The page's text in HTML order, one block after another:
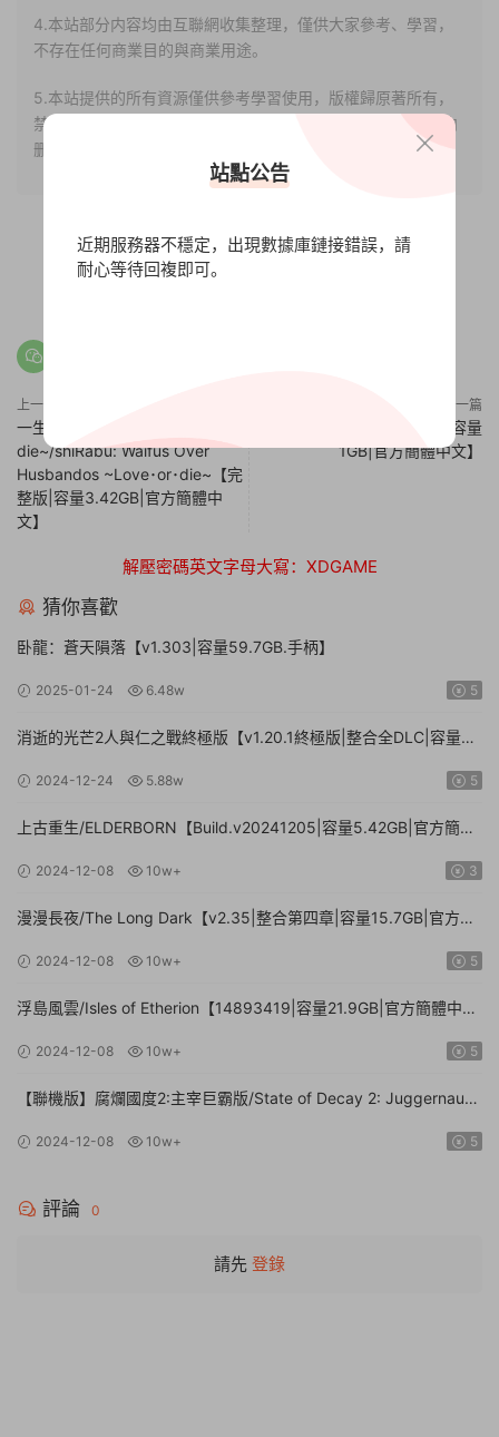
4.本站部分内容均由互聯網收集整理，僅供大家參考、學習，
不存在任何商業目的與商業用途。
5.本站提供的所有資源僅供參考學習使用，版權歸原著所有，
禁止下載本站資源參與任何商業和非法行爲，請于24小時之内
删除!
上一篇
一生推不如一生戀2~love or
die~/shiRabu: Waifus Over
Husbandos ~Love･or･die~【完
整版|容量3.42GB|官方簡體中
文】
下一篇
偶像日/IdolDays【v1.0.0|容量
1GB|官方簡體中文】
解壓密碼英文字母大寫：XDGAME
猜你喜歡
卧龍：蒼天隕落【v1.303|容量59.7GB.手柄】
2025-01-24 6.48w 5
消逝的光芒2人與仁之戰終極版【v1.20.1終極版|整合全DLC|容量
2024-12-24 5.88w 5
上古重生/ELDERBORN【Build.v20241205|容量5.42GB|官方簡體
2024-12-08 10w+ 3
漫漫長夜/The Long Dark【v2.35|整合第四章|容量15.7GB|官方簡
2024-12-08 10w+ 5
浮島風雲/Isles of Etherion【14893419|容量21.9GB|官方簡體中
2024-12-08 10w+ 5
【聯機版】腐爛國度2:主宰巨霸版/State of Decay 2: Juggernaut
2024-12-08 10w+ 5
評論 0
請先 登錄
站點公告
近期服務器不穩定，出現數據庫鏈接錯誤，請
耐心等待回複即可。